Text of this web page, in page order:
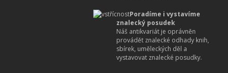
Poradíme i vystavíme
znalecký posudek
Náš antikvariát je oprávněn
provádět znalecké odhady knih,
sbírek, uměleckých děl a
vystavovat znalecké posudky.